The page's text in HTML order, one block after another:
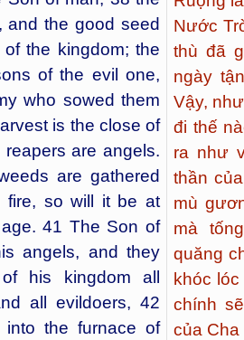
and the good seed
the kingdom; the
of the evil one,
who sowed them
is the close of
are angels.
are gathered
fire, so will it be at
41 The Son of
angels, and they
his kingdom all
all evildoers, 42
into the furnace of
Nước
thù đã
ngày
Vậy,
đi thế
ra như
thần
mù
mà
quăng
khóc
chính
của Cha